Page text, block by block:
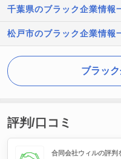
千葉県のブラック企業情報
松戸市のブラック企業情報
ブラッ
評判/口コミ
合同会社ウィルの評判